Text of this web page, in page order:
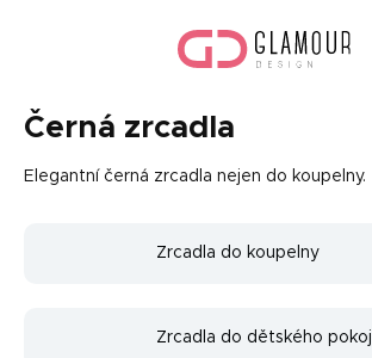
Černá zrcadla
Elegantní černá zrcadla nejen do koupelny.
Zrcadla do koupelny
Zrcadla do dětského pokoj